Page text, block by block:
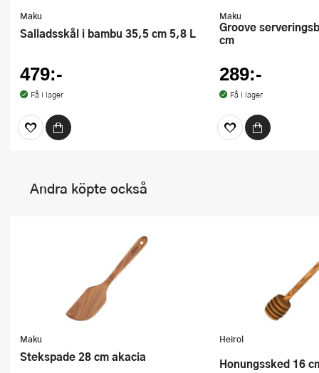
Maku
Salladsskål i bambu 35,5 cm 5,8 L
479:-
Få i lager
Maku
Groove serveringsbräda akacia 35
cm
289:-
Få i lager
Andra köpte också
Maku
Stekspade 28 cm akacia
Heirol
Honungssked 16